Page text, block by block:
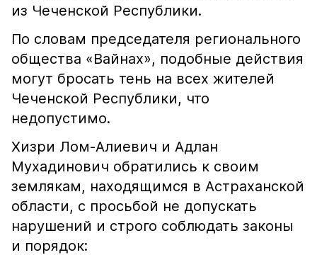
из Чеченской Республики.
По словам председателя регионального
общества «Вайнах», подобные действия
могут бросать тень на всех жителей
Чеченской Республики, что
недопустимо.
Хизри Лом-Алиевич и Адлан
Мухадинович обратились к своим
землякам, находящимся в Астраханской
области, с просьбой не допускать
нарушений и строго соблюдать законы
и порядок: